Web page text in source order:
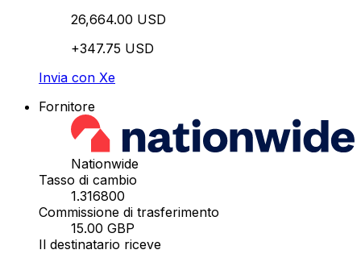
26,664.00 USD
+347.75 USD
Invia con Xe
Fornitore
Nationwide
Tasso di cambio
1.316800
Commissione di trasferimento
15.00 GBP
Il destinatario riceve